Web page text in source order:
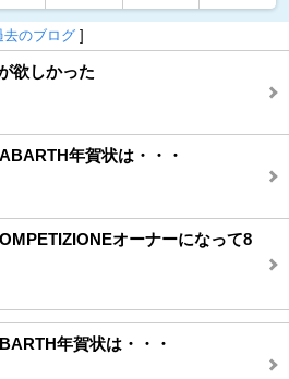
去のブログ ]
欲しかった
年賀状は・・・
オーナーになって8
年賀状は・・・